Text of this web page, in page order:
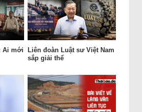
Ai mới
Liên đoàn Luật sư Việt Nam
sắp giải thể